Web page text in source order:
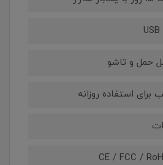
حمل و تاشو
استفاده روزانه